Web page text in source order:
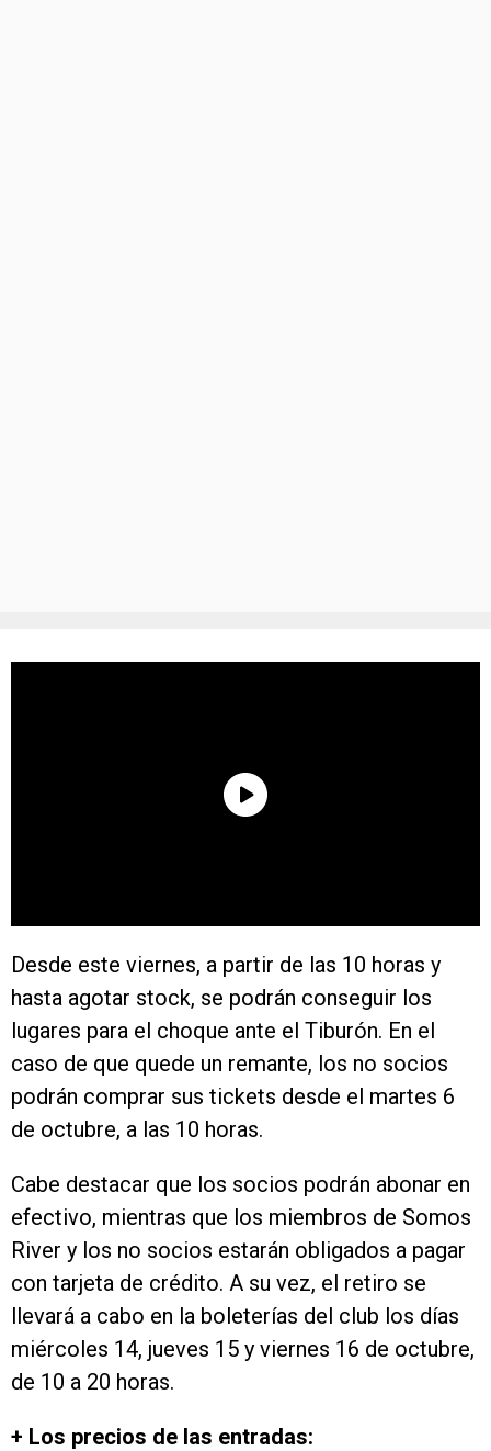
Desde este viernes, a partir de las 10 horas y
hasta agotar stock, se podrán conseguir los
lugares para el choque ante el Tiburón. En el
caso de que quede un remante, los no socios
podrán comprar sus tickets desde el martes 6
de octubre, a las 10 horas.
Cabe destacar que los socios podrán abonar en
efectivo, mientras que los miembros de Somos
River y los no socios estarán obligados a pagar
con tarjeta de crédito. A su vez, el retiro se
llevará a cabo en la boleterías del club los días
miércoles 14, jueves 15 y viernes 16 de octubre,
de 10 a 20 horas.
+ Los precios de las entradas: